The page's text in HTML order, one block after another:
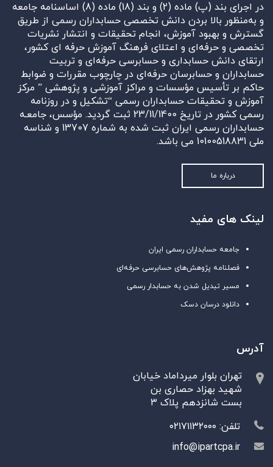
در اجرای بند (پ) ماده (2) و بند (18) ماده (8) اساسنامه جامعه
و به‌منظور بالا بردن دانش تخصصی حسابداران رسمی از طریق
گسترش و بهبود آموزش، انجام تحقیقات و انتشار نشریات
تخصصی و حرفه‌ای و اعتلای فرهنگ آموزش حرفه ای کشور،
ارتقای دانش حسابداری و حسابرسی حرفه‌ای و تربیت
حسابداران و حسابرسان حرفه‌ای در چارچوب مقررات و ضوابط
حاکم بر تأسیس مؤسسات و مراکز آموزشی و پژوهشی ” مرکز
آموزش و تحقیقات حسابداران رسمی “تشکیل و در روزنامه
رسمی کشور در تاریخ 23/11/1400 ثبت گردید. مؤسس، جامعـه
حسابداران رسمی ایران ثبت شده به شماره 13707 و شناسه
ملی 10100518831 می باشد.
درباره ما
لینک های مفید
جامعه حسابداران رسمی ایران
فصلنامه پژوهش‌های حسابرسی حرفه‌ای
مسیر تبدیل شدن به حسابدار رسمی
دانلود درسان دسک
آدرس
تهران بلوار میرداماد خیابان
شهید بهزاد حصاری بن
بست شانزدهم پلاک ۳
تلفن: ۰۲۱۷۱۱۳۲۰۰۰
info@ipartcpa.ir